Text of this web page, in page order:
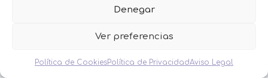
Denegar
Ver preferencias
Política de CookiesPolítica de PrivacidadAviso Legal
Condiciones de venta